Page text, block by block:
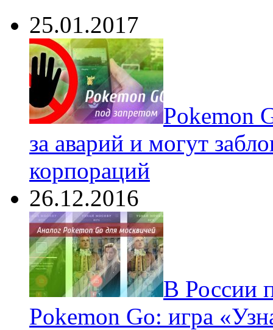
25.01.2017
Pokеmon
за аварий и могут
корпораций
26.12.2016
В России
Pokemon Go: игра